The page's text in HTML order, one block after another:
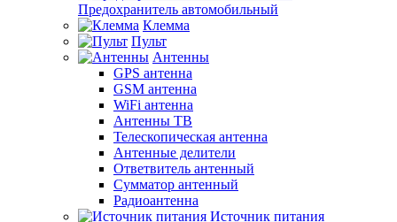
Предохранитель автомобильный
Клемма
Пульт
Антенны
GPS антенна
GSM антенна
WiFi антенна
Антенны ТВ
Телескопическая антенна
Антенные делители
Ответвитель антенный
Сумматор антенный
Радиоантенна
Источник питания